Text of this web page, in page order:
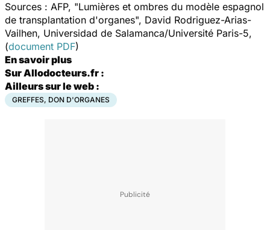
Sources : AFP, "Lumières et ombres du modèle espagnol
de transplantation d'organes", David Rodriguez-Arias-
Vailhen, Universidad de Salamanca/Université Paris-5,
(document PDF)
En savoir plus
Sur Allodocteurs.fr :
Ailleurs sur le web :
GREFFES, DON D'ORGANES